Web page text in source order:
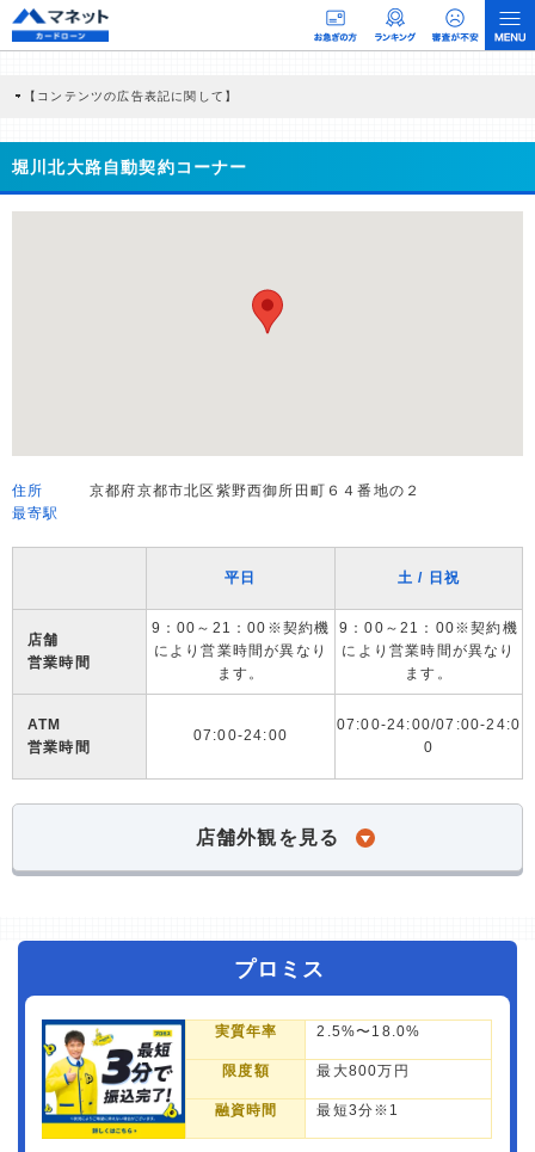
【コンテンツの広告表記に関して】
商品を根拠なくPRするものではなく、当編集部の調査／ユーザーへの口コミ収集な
どに基づき、公平性を担保した情報提供を行っています。
>提携企業一覧
堀川北大路自動契約コーナー
住所
京都府京都市北区紫野西御所田町６４番地の２
最寄駅
平日 土 / 日祝
店舗
営業時間
9：00～21：00※契約機
により営業時間が異なり
ます。
9：00～21：00※契約機
により営業時間が異なり
ます。
ATM
営業時間
07:00-24:00
07:00-24:00/07:00-24:0
0
店舗外観を見る
プロミス
実質年率 2.5%〜18.0%
限度額 最大800万円
融資時間 最短3分※1